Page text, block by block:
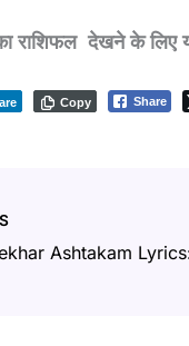
राशिफल देखने के लिए
Share
Copy